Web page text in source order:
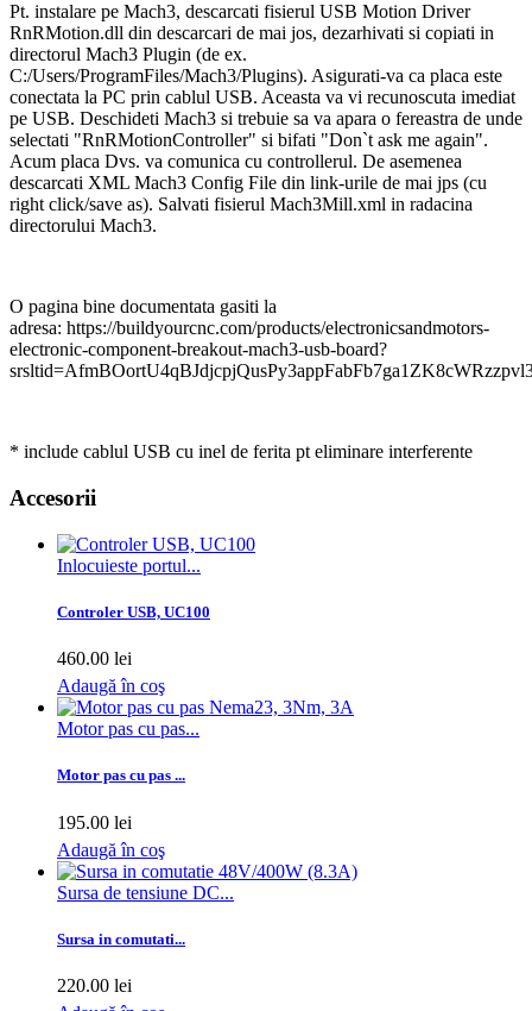
Pt. instalare pe Mach3, descarcati fisierul USB Motion Driver
RnRMotion.dll din descarcari de mai jos, dezarhivati si copiati in
directorul Mach3 Plugin (de ex.
C:/Users/ProgramFiles/Mach3/Plugins). Asigurati-va ca placa este
conectata la PC prin cablul USB. Aceasta va vi recunoscuta imediat
pe USB. Deschideti Mach3 si trebuie sa va apara o fereastra de unde
selectati "RnRMotionController" si bifati "Don`t ask me again".
Acum placa Dvs. va comunica cu controllerul. De asemenea
descarcati XML Mach3 Config File din link-urile de mai jps (cu
right click/save as). Salvati fisierul Mach3Mill.xml in radacina
directorului Mach3.
O pagina bine documentata gasiti la
adresa: https://buildyourcnc.com/products/electronicsandmotors-
electronic-component-breakout-mach3-usb-board?
* include cablul USB cu inel de ferita pt eliminare interferente
Accesorii
Inlocuieste portul...
Controler USB, UC100
460.00 lei
Adaugă în coş
Motor pas cu pas...
Motor pas cu pas ...
195.00 lei
Adaugă în coş
Sursa de tensiune DC...
Sursa in comutati...
220.00 lei